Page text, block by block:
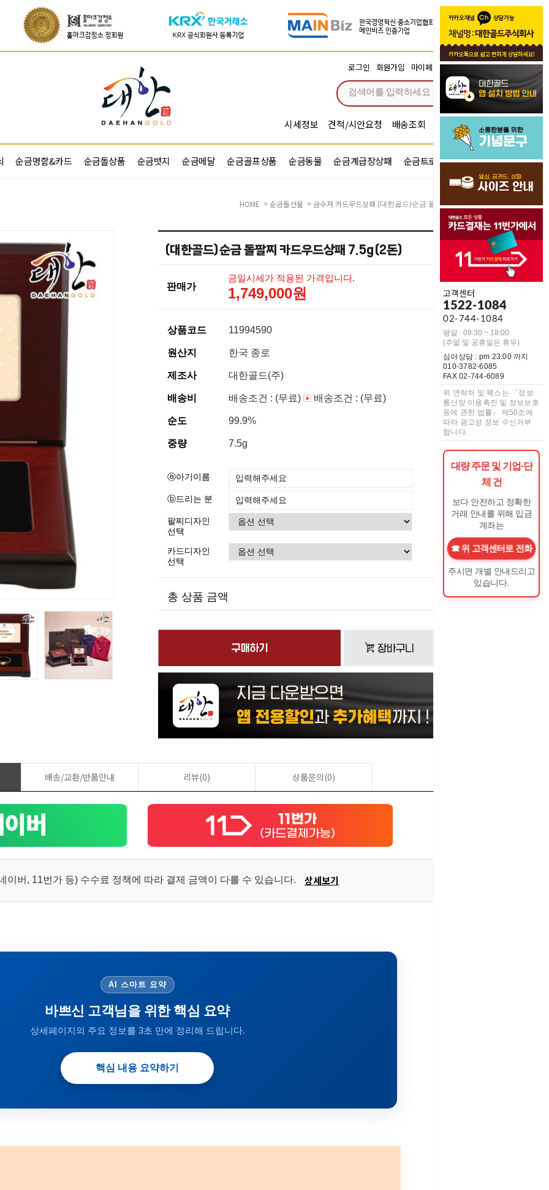
로그인 회원가입 마이페이지 주문조회 장바구니 0
시세정보 견적/시안요청 배송조회 시안확인 기념문구예문
순금명함&카드 순금돌상품 순금뱃지 순금메달 순금골프상품 순금동물 순금계급장상패 순금트로피 순금기업반지
고객센터
1522-1084
02-744-1084
평일 : 09:30 ~ 18:00
(주말 및 공휴일은 휴무)
심야상담 : pm 23:00 까지
010-3782-6085
FAX 02-744-6089
위 연락처 및 팩스는 「정보
통신망 이용촉진 및 정보보호
등에 관한 법률」 제50조에
따라 광고성 정보 수신거부
합니다.
대량 주문 및 기업·단
체 건
보다 안전하고 정확한
거래 안내를 위해 입금
계좌는
위 고객센터로 전화
주시면 개별 안내드리고
있습니다.
HOME > 순금돌선물 > 금수저 카드우드상패 (대한골드)순금 돌팔찌 카드우드상패 7.5g(2돈)
(대한골드)순금 돌팔찌 카드우드상패 7.5g(2돈)
판매가
금일시세가 적용된 가격입니다.
1,749,000원
상품코드 11994590
원산지 한국 종로
제조사 대한골드(주)
배송비 배송조건 : (무료) 배송조건 : (무료)
순도 99.9%
중량 7.5g
ⓐ아기이름
ⓑ드리는 분
팔찌디자인
선택
카드디자인
선택
총 상품 금액 0원
배송/교환/반품안내 리뷰(0) 상품문의(0)
이버, 11번가 등) 수수료 정책에 따라 결제 금액이 다를 수 있습니다. 상세보기
AI 스마트 요약
바쁘신 고객님을 위한 핵심 요약
상세페이지의 주요 정보를 3초 만에 정리해 드립니다.
핵심 내용 요약하기